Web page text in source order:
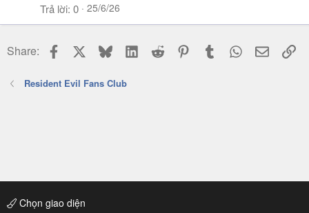
Trả lời 0 25/6/26
Share: Facebook BlueskyLinkedIn
Reddit PinterestTumblr WhatsApp
Email
Resident Evil Fans Club
Chọn giao diện